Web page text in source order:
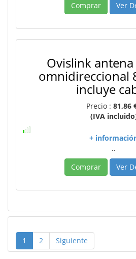
Comprar
Ver
Ovislink
omnidireccional
incluye
Precio : 81,86
(IVA
+
..
Comprar
Ver
1 2 Siguiente